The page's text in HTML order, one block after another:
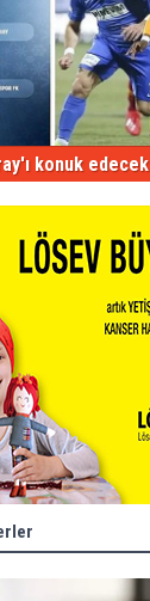
konuk edecek